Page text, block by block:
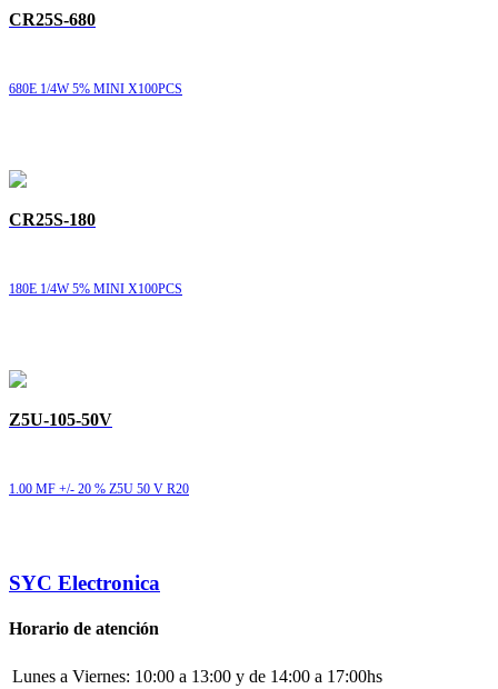
CR25S-680
680E 1/4W 5% MINI X100PCS
CR25S-180
180E 1/4W 5% MINI X100PCS
Z5U-105-50V
1.00 MF +/- 20 % Z5U 50 V R20
SYC Electronica
Horario de atención
Lunes a Viernes: 10:00 a 13:00 y de 14:00 a 17:00hs